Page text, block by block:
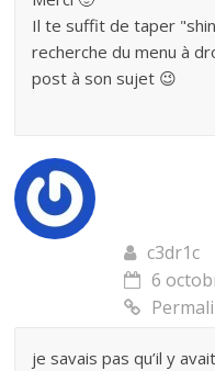
Il te suffit de taper
recherche du menu à
post à son sujet 😉
c3dr1c
6
je savais pas qu’il y